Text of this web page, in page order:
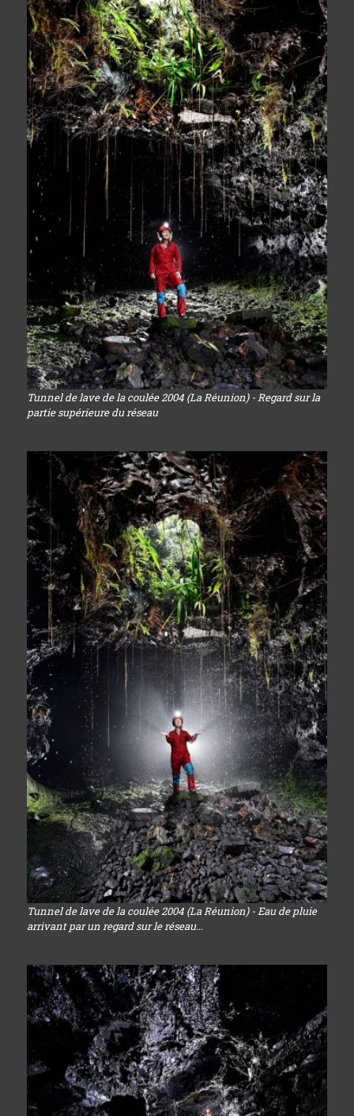
Tunnel de lave de la coulée 2004 (La Réunion) - Regard sur la
partie supérieure du réseau
Tunnel de lave de la coulée 2004 (La Réunion) - Eau de pluie
arrivant par un regard sur le réseau...